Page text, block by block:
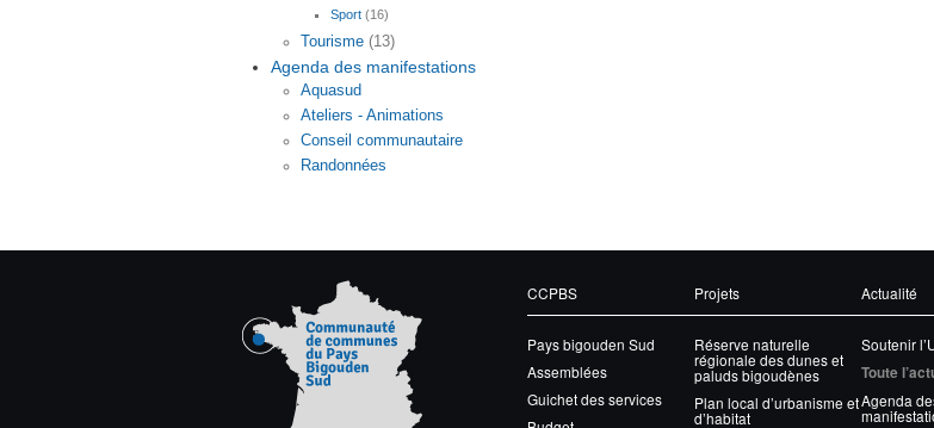
Sport (16)
Tourisme (13)
Agenda des manifestations
Aquasud
Ateliers - Animations
Conseil communautaire
Randonnées
CCPBS
Pays bigouden Sud
Assemblées
Guichet des services
Projets
Réserve naturelle
régionale des dunes et
paluds bigoudènes
Plan local d’urbanisme et
d’habitat
Actualité
Soutenir
Toute
Agenda